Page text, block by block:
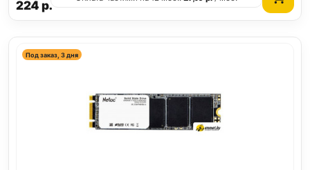
224р.
Под заказ, 3 дня